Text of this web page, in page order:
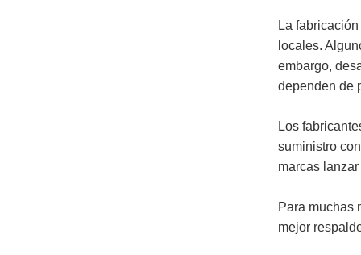
La
locales.
embargo,
dependen de
Los
suministro
marcas
Para muchas
mejor